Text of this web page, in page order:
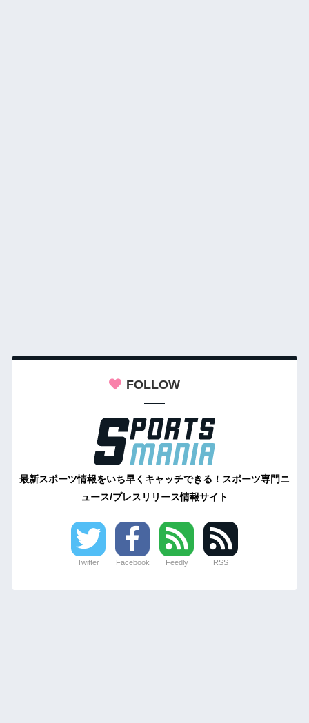
FOLLOW
最新スポーツ情報をいち早くキャッチできる！スポーツ専門ニ
ュース/プレスリリース情報サイト
Twitter Facebook Feedly RSS